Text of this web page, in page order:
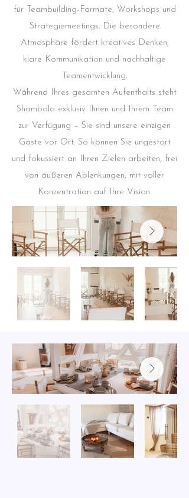
für Teambuilding-Formate, Workshops und
Strategiemeetings. Die besondere
Atmosphäre fördert kreatives Denken,
klare Kommunikation und nachhaltige
Teamentwicklung.
Während Ihres gesamten Aufenthalts steht
Shambala exklusiv Ihnen und Ihrem Team
zur Verfügung – Sie sind unsere einzigen
Gäste vor Ort. So können Sie ungestört
und fokussiert an Ihren Zielen arbeiten, frei
von äußeren Ablenkungen, mit voller
Konzentration auf Ihre Vision.